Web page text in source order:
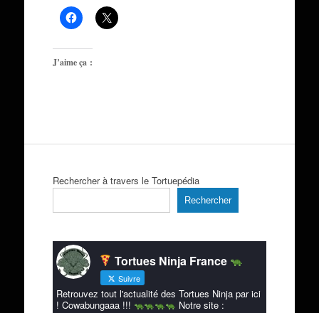
J’aime ça :
Rechercher à travers le Tortuepédia
Rechercher
Tortues Ninja France
Suivre
Retrouvez tout l'actualité des Tortues Ninja par ici
! Cowabungaaa !!!
Notre site :